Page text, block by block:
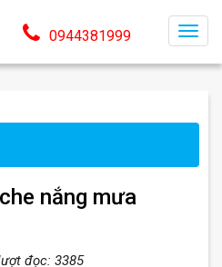
T
l
n
0944381999
nắng mưa
đọc: 3385